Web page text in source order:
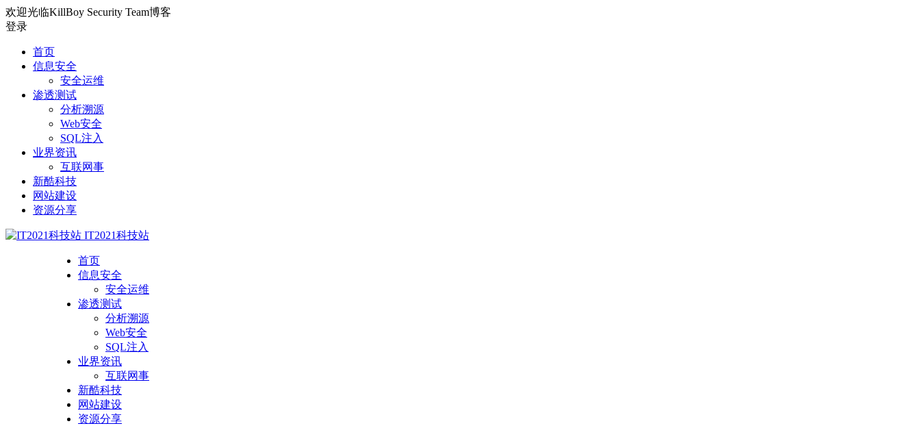
欢迎光临KillBoy Security Team博客
登录
首页
信息安全
安全运维
渗透测试
分析溯源
Web安全
SQL注入
业界资讯
互联网事
新酷科技
网站建设
资源分享
IT2021科技站
首页
信息安全
安全运维
渗透测试
分析溯源
Web安全
SQL注入
业界资讯
互联网事
新酷科技
网站建设
资源分享